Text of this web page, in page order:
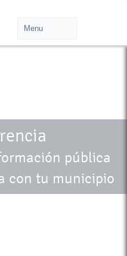
pública
con tu municipio